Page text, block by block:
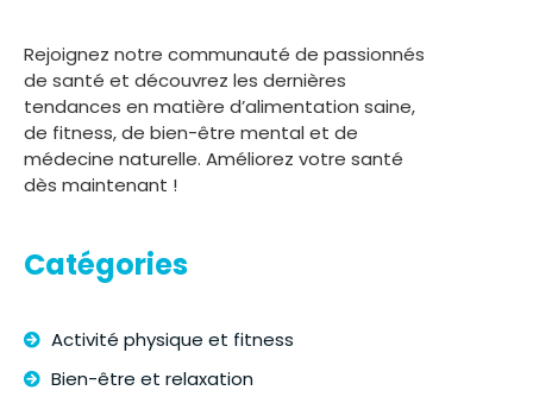
Rejoignez notre communauté de passionnés
de santé et découvrez les dernières
tendances en matière d’alimentation saine,
de fitness, de bien-être mental et de
médecine naturelle. Améliorez votre santé
dès maintenant !
Catégories
Activité physique et fitness
Bien-être et relaxation